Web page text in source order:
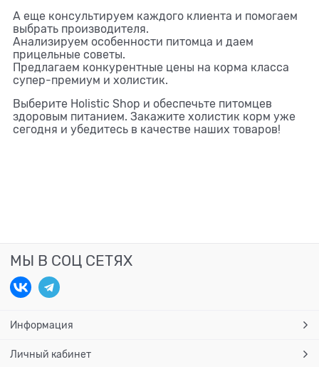
А еще консультируем каждого клиента и помогаем
выбрать производителя.
Анализируем особенности питомца и даем
прицельные советы.
Предлагаем конкурентные цены на корма класса
супер-премиум и холистик.
Выберите Holistic Shop и обеспечьте питомцев
здоровым питанием. Закажите холистик корм уже
сегодня и убедитесь в качестве наших товаров!
МЫ В СОЦ СЕТЯХ
Информация
Личный кабинет